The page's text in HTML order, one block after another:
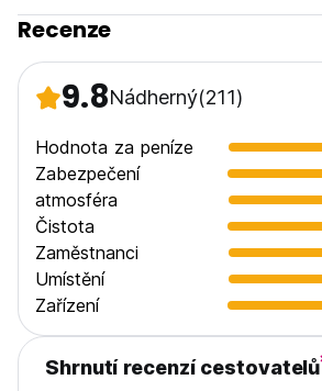
Recenze
9.8Nádherný(211)
Hodnota za peníze
Zabezpečení
atmosféra
Čistota
Zaměstnanci
Umístění
Zařízení
Shrnutí recenzí cestovatelů